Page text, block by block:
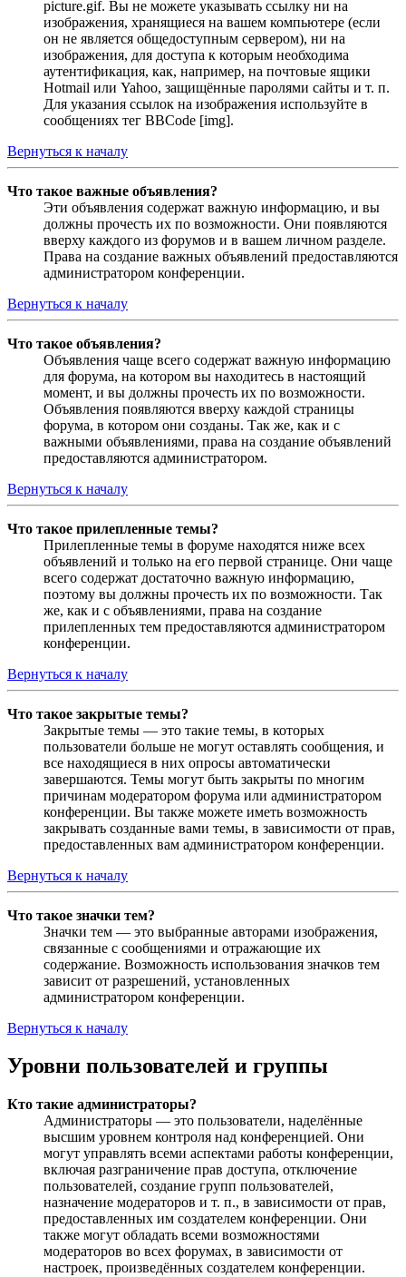
picture.gif. Вы не можете указывать ссылку ни на
изображения, хранящиеся на вашем компьютере (если
он не является общедоступным сервером), ни на
изображения, для доступа к которым необходима
аутентификация, как, например, на почтовые ящики
Hotmail или Yahoo, защищённые паролями сайты и т. п.
Для указания ссылок на изображения используйте в
сообщениях тег BBCode [img].
Вернуться к началу
Что такое важные объявления?
Эти объявления содержат важную информацию, и вы
должны прочесть их по возможности. Они появляются
вверху каждого из форумов и в вашем личном разделе.
Права на создание важных объявлений предоставляются
администратором конференции.
Вернуться к началу
Что такое объявления?
Объявления чаще всего содержат важную информацию
для форума, на котором вы находитесь в настоящий
момент, и вы должны прочесть их по возможности.
Объявления появляются вверху каждой страницы
форума, в котором они созданы. Так же, как и с
важными объявлениями, права на создание объявлений
предоставляются администратором.
Вернуться к началу
Что такое прилепленные темы?
Прилепленные темы в форуме находятся ниже всех
объявлений и только на его первой странице. Они чаще
всего содержат достаточно важную информацию,
поэтому вы должны прочесть их по возможности. Так
же, как и с объявлениями, права на создание
прилепленных тем предоставляются администратором
конференции.
Вернуться к началу
Что такое закрытые темы?
Закрытые темы — это такие темы, в которых
пользователи больше не могут оставлять сообщения, и
все находящиеся в них опросы автоматически
завершаются. Темы могут быть закрыты по многим
причинам модератором форума или администратором
конференции. Вы также можете иметь возможность
закрывать созданные вами темы, в зависимости от прав,
предоставленных вам администратором конференции.
Вернуться к началу
Что такое значки тем?
Значки тем — это выбранные авторами изображения,
связанные с сообщениями и отражающие их
содержание. Возможность использования значков тем
зависит от разрешений, установленных
администратором конференции.
Вернуться к началу
Уровни пользователей и группы
Кто такие администраторы?
Администраторы — это пользователи, наделённые
высшим уровнем контроля над конференцией. Они
могут управлять всеми аспектами работы конференции,
включая разграничение прав доступа, отключение
пользователей, создание групп пользователей,
назначение модераторов и т. п., в зависимости от прав,
предоставленных им создателем конференции. Они
также могут обладать всеми возможностями
модераторов во всех форумах, в зависимости от
настроек, произведённых создателем конференции.